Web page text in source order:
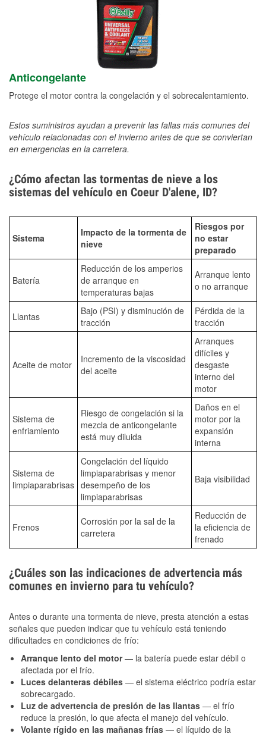
Anticongelante
Protege el motor contra la congelación y el sobrecalentamiento.
Estos suministros ayudan a prevenir las fallas más comunes del
vehículo relacionadas con el invierno antes de que se conviertan
en emergencias en la carretera.
¿Cómo afectan las tormentas de nieve a los
sistemas del vehículo en Coeur D'alene, ID?
Sistema
Impacto de la tormenta de
nieve
Riesgos por
no estar
preparado
Batería
Reducción de los amperios
de arranque en
temperaturas bajas
Arranque lento
o no arranque
Llantas
Bajo (PSI) y disminución de
tracción
Pérdida de la
tracción
Aceite de motor
Incremento de la viscosidad
del aceite
Arranques
difíciles y
desgaste
interno del
motor
Sistema de
enfriamiento
Riesgo de congelación si la
mezcla de anticongelante
está muy diluida
Daños en el
motor por la
expansión
interna
Sistema de
limpiaparabrisas
Congelación del líquido
limpiaparabrisas y menor
desempeño de los
limpiaparabrisas
Baja visibilidad
Frenos
Corrosión por la sal de la
carretera
Reducción de
la eficiencia de
frenado
¿Cuáles son las indicaciones de advertencia más
comunes en invierno para tu vehículo?
Antes o durante una tormenta de nieve, presta atención a estas
señales que pueden indicar que tu vehículo está teniendo
dificultades en condiciones de frío:
Arranque lento del motor— la batería puede estar débil o
afectada por el frío.
Luces delanteras débiles — el sistema eléctrico podría estar
sobrecargado.
Luz de advertencia de presión de las llantas — el frío
reduce la presión, lo que afecta el manejo del vehículo.
Volante rígido en las mañanas frías — el líquido de la